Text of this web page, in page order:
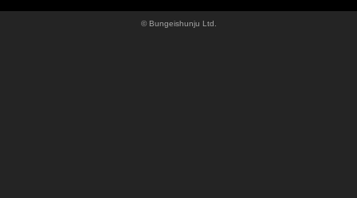
© Bungeishunju Ltd.